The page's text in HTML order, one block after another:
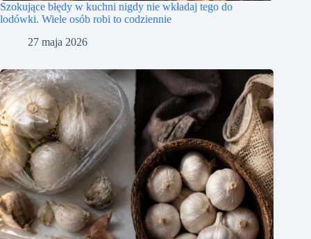
Szokujące błędy w kuchni nigdy nie wkładaj tego do
lodówki. Wiele osób robi to codziennie
27 maja 2026